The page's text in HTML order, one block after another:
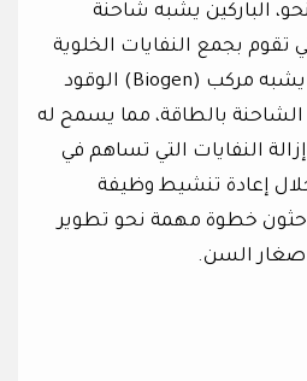
الباركين يشبه شاحنة
تقوم بجمع النفايات الخلوية
التالفة والتخلص منها. يشبه مركب (Biogen) الوقود
بالطاقة، مما يسمح له
النفايات التي تساهم في
إعادة تنشيط وظيفة
خطوة مهمة نحو تطوير
صغار السن.